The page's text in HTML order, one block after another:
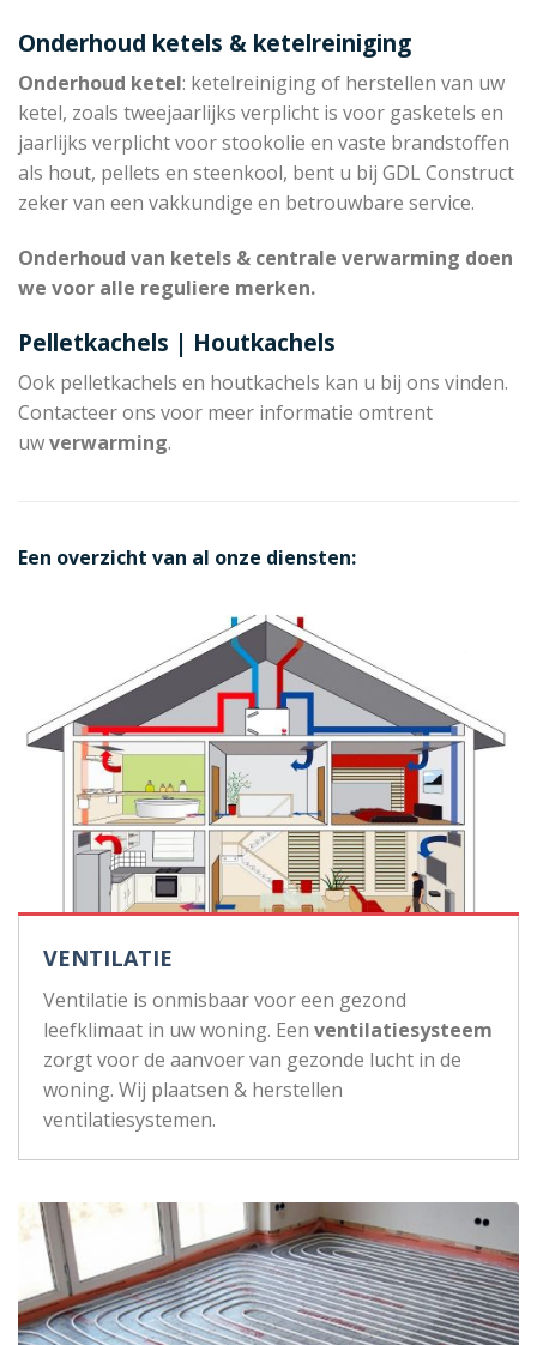
Onderhoud ketels & ketelreiniging
Onderhoud ketel: ketelreiniging of herstellen van uw
ketel, zoals tweejaarlijks verplicht is voor gasketels en
jaarlijks verplicht voor stookolie en vaste brandstoffen
als hout, pellets en steenkool, bent u bij GDL Construct
zeker van een vakkundige en betrouwbare service.
Onderhoud van ketels & centrale verwarming doen
we voor alle reguliere merken.
Pelletkachels | Houtkachels
Ook pelletkachels en houtkachels kan u bij ons vinden.
Contacteer ons voor meer informatie omtrent
uwverwarming.
Een overzicht van al onze diensten:
VENTILATIE
Ventilatie is onmisbaar voor een gezond
leefklimaat in uw woning. Een ventilatiesysteem
zorgt voor de aanvoer van gezonde lucht in de
woning. Wij plaatsen & herstellen
ventilatiesystemen.